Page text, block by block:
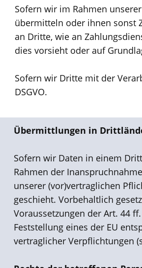
Sofern wir im Rahmen
übermitteln oder ihnen sonst
an Dritte, wie an
dies vorsieht oder auf
Sofern wir Dritte mit der
DSGVO.
Übermittlungen in
Sofern wir Daten in einem
Rahmen der
unserer (vor)vertraglichen
geschieht. Vorbehaltlich
Voraussetzungen der Art. 44
Feststellung eines der EU
vertraglicher Verpflichtungen